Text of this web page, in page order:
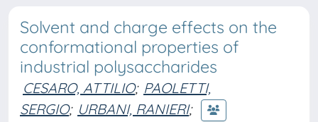
Solvent and charge effects on the
conformational properties of
industrial polysaccharides
CESARO, ATTILIO; PAOLETTI,
SERGIO; URBANI, RANIERI;